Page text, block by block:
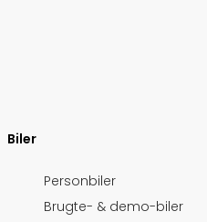
Biler
Personbiler
Brugte- & demo-biler